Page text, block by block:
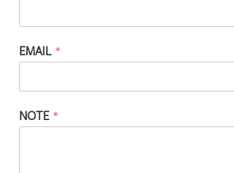
EMAIL *
NOTE *